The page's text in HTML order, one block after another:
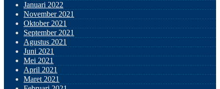
Januari 2022
November 2021
Oktober 2021
September 2021
Agustus 2021
Juni 2021
Mei 2021
April 2021
Maret 2021